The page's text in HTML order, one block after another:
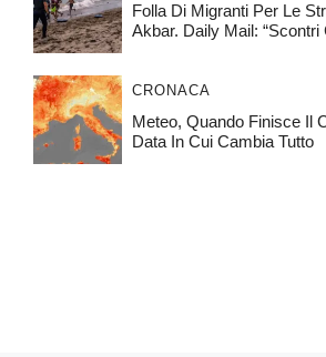
Folla Di Migranti Per Le
Akbar. Daily Mail: “Scontri
CRONACA
Meteo, Quando Finisce Il
Data In Cui Cambia Tutto